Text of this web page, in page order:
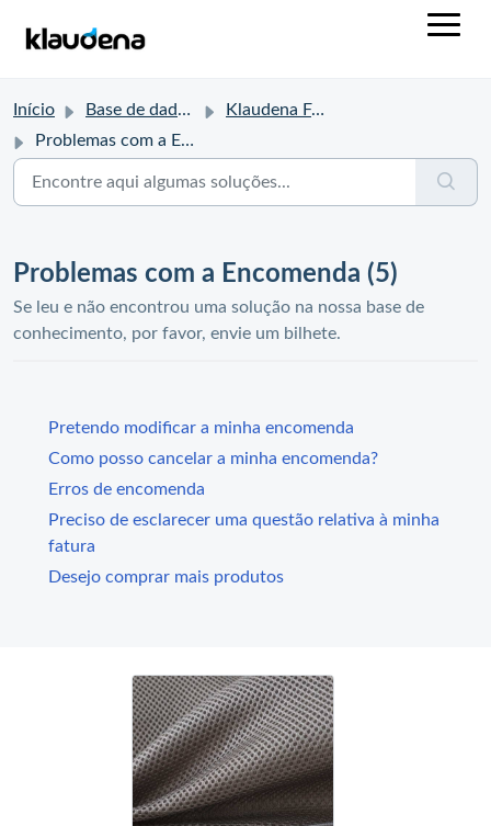
Início Base de dados de conhecimento
Klaudena FAQ
Problemas com a Encomenda
Problemas com a Encomenda (5)
Se leu e não encontrou uma solução na nossa base de
conhecimento, por favor, envie um bilhete.
Pretendo modificar a minha encomenda
Como posso cancelar a minha encomenda?
Erros de encomenda
Preciso de esclarecer uma questão relativa à minha
fatura
Desejo comprar mais produtos